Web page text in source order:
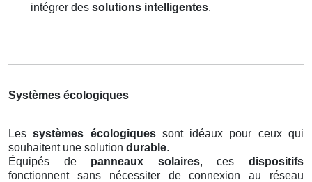
intégrer des solutions intelligentes.
Systèmes écologiques
Lessystèmes écologiquessont idéaux pour ceux qui
souhaitent une solution durable.
Équipés de panneaux solaires, cesdispositifs
fonctionnent sans nécessiter de connexion au réseau